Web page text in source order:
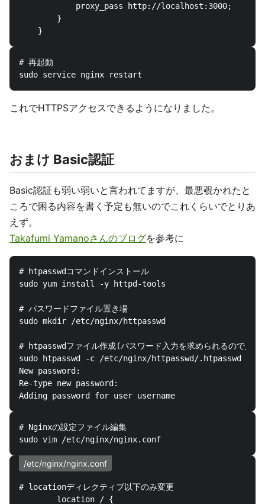
            proxy_pass http://localhost:3000;
        }
# 再起動
これでHTTPSアクセスできるようになりました。
おまけ Basic認証
Basic認証も弱い弱いと言われてますが、最悪覗かれたと
ころで困る内容を書く予定も無いのでこれくらいでとりあ
えず。
Takafumi Yamanoさんのブログを参考に
# htpasswdコマンドインストール
sudo yum install -y httpd-tools
# パスワードファイル置き場
sudo mkdir /etc/nginx/httpasswd
# htpasswdファイル作成(パスワード入力を求められるので入力
sudo htpasswd -c /etc/nginx/httpasswd/.htpasswd
New password:
Re-type new password:
# Nginxの設定ファイル編集
/etc/nginx/nginx.conf
# locationディレクティブ以下のみ変更
        location / {